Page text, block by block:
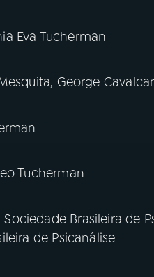
Eva Tucherman
George
Tucherman
Brasileira de
de Psicanálise